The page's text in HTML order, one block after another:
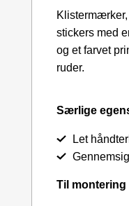
stickers med
og et farvet
ruder.
Særlige
Let
Til montering